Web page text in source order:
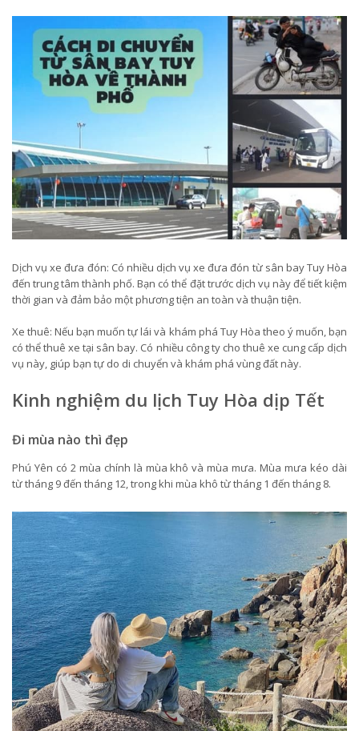
Dịch vụ xe đưa đón: Có nhiều dịch vụ xe đưa đón từ sân bay Tuy Hòa
đến trung tâm thành phố. Bạn có thể đặt trước dịch vụ này để tiết kiệm
thời gian và đảm bảo một phương tiện an toàn và thuận tiện.
Xe thuê: Nếu bạn muốn tự lái và khám phá Tuy Hòa theo ý muốn, bạn
có thể thuê xe tại sân bay. Có nhiều công ty cho thuê xe cung cấp dịch
vụ này, giúp bạn tự do di chuyển và khám phá vùng đất này.
Kinh nghiệm du lịch Tuy Hòa dịp Tết
Đi mùa nào thì đẹp
Phú Yên có 2 mùa chính là mùa khô và mùa mưa. Mùa mưa kéo dài
từ tháng 9 đến tháng 12, trong khi mùa khô từ tháng 1 đến tháng 8.